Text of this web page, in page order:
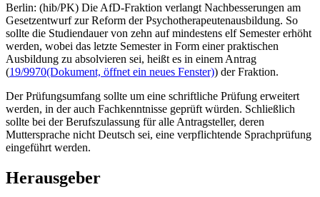
Berlin: (hib/PK) Die AfD-Fraktion verlangt Nachbesserungen am
Gesetzentwurf zur Reform der Psychotherapeutenausbildung. So
sollte die Studiendauer von zehn auf mindestens elf Semester erhöht
werden, wobei das letzte Semester in Form einer praktischen
Ausbildung zu absolvieren sei, heißt es in einem Antrag
(19/9970(Dokument, öffnet ein neues Fenster)) der Fraktion.
Der Prüfungsumfang sollte um eine schriftliche Prüfung erweitert
werden, in der auch Fachkenntnisse geprüft würden. Schließlich
sollte bei der Berufszulassung für alle Antragsteller, deren
Muttersprache nicht Deutsch sei, eine verpflichtende Sprachprüfung
eingeführt werden.
Herausgeber